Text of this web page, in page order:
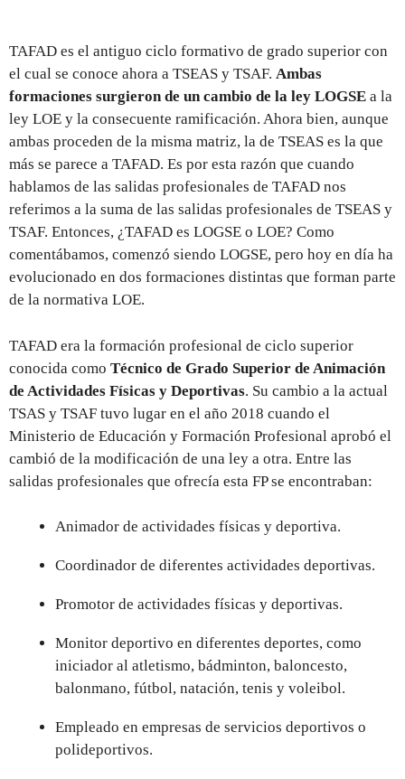
TAFAD es el antiguo ciclo formativo de grado superior con
el cual se conoce ahora a TSEAS y TSAF. Ambas
formaciones surgieron de un cambio de la ley LOGSE a la
ley LOE y la consecuente ramificación. Ahora bien, aunque
ambas proceden de la misma matriz, la de TSEAS es la que
más se parece a TAFAD. Es por esta razón que cuando
hablamos de las salidas profesionales de TAFAD nos
referimos a la suma de las salidas profesionales de TSEAS y
TSAF. Entonces, ¿TAFAD es LOGSE o LOE? Como
comentábamos, comenzó siendo LOGSE, pero hoy en día ha
evolucionado en dos formaciones distintas que forman parte
de la normativa LOE.
TAFAD era la formación profesional de ciclo superior
conocida como Técnico de Grado Superior de Animación
de Actividades Físicas y Deportivas. Su cambio a la actual
TSAS y TSAF tuvo lugar en el año 2018 cuando el
Ministerio de Educación y Formación Profesional aprobó el
cambió de la modificación de una ley a otra. Entre las
salidas profesionales que ofrecía esta FP se encontraban:
Animador de actividades físicas y deportiva.
Coordinador de diferentes actividades deportivas.
Promotor de actividades físicas y deportivas.
Monitor deportivo en diferentes deportes, como
iniciador al atletismo, bádminton, baloncesto,
balonmano, fútbol, natación, tenis y voleibol.
Empleado en empresas de servicios deportivos o
polideportivos.